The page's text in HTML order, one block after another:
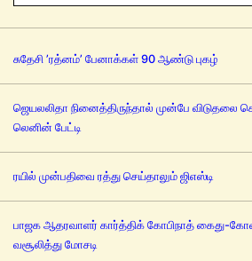
சுதேசி ’ரத்னம்’ பேனாக்கள் 90 ஆண்டு புகழ்
ஜெயலலிதா நினைத்திருந்தால் முன்பே விடுதலை
லெனின் பேட்டி
ரயில் முன்பதிவை ரத்து செய்தாலும் ஜிஎஸ்டி
பாஜக ஆதரவாளர் கார்த்திக் கோபிநாத் கைது-
வசூலித்து மோசடி